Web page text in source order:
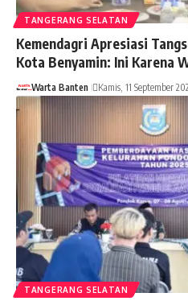
TANGERANG SELATAN
Kemendagri Apresiasi
Kota Benyamin: Ini Karena
Warta Banten Kamis, 11 September
TANGERANG SELATAN